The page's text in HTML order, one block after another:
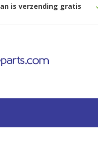
is verzending gratis